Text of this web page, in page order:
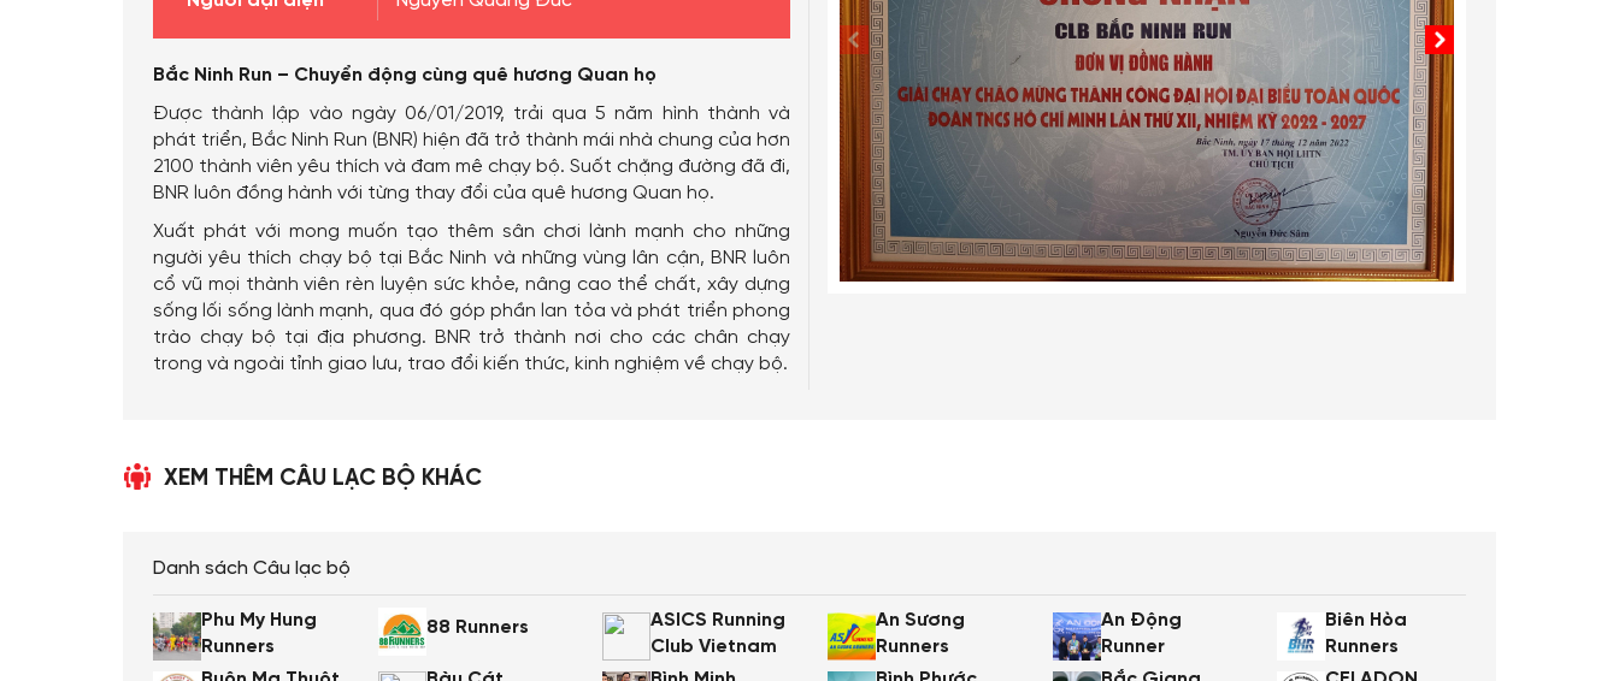
Bắc Ninh Run – Chuyển động cùng quê hương Quan họ
Được thành lập vào ngày 06/01/2019, trải qua 5 năm hình thành và
phát triển, Bắc Ninh Run (BNR) hiện đã trở thành mái nhà chung của hơn
2100 thành viên yêu thích và đam mê chạy bộ. Suốt chặng đường đã đi,
BNR luôn đồng hành với từng thay đổi của quê hương Quan họ.
Xuất phát với mong muốn tạo thêm sân chơi lành mạnh cho những
người yêu thích chạy bộ tại Bắc Ninh và những vùng lân cận, BNR luôn
cổ vũ mọi thành viên rèn luyện sức khỏe, nâng cao thể chất, xây dựng
sống lối sống lành mạnh, qua đó góp phần lan tỏa và phát triển phong
trào chạy bộ tại địa phương. BNR trở thành nơi cho các chân chạy
trong và ngoài tỉnh giao lưu, trao đổi kiến thức, kinh nghiệm về chạy bộ.
XEM THÊM CÂU LẠC BỘ KHÁC
Danh sách Câu lạc bộ
Phu My Hung
Runners
88 Runners
ASICS Running
Club Vietnam
An Sương
Runners
An Động
Runner
Biên Hòa
Runners